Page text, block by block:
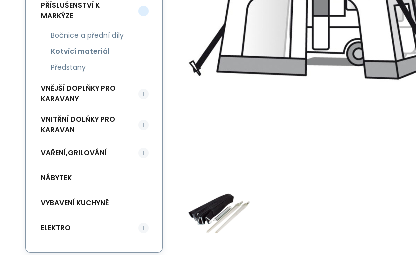
PŘÍSLUŠENSTVÍ K
MARKÝZE
Bočnice a přední díly
Kotvící materiál
Předstany
VNĚJŠÍ DOPLŇKY PRO
KARAVANY
VNITŘNÍ DOLŇKY PRO
KARAVAN
VAŘENÍ,GRILOVÁNÍ
NÁBYTEK
VYBAVENÍ KUCHYNĚ
ELEKTRO